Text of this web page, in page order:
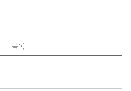
목록